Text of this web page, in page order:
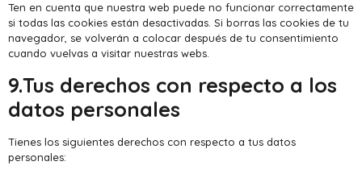
Ten en cuenta que nuestra web puede no funcionar correctamente
si todas las cookies están desactivadas. Si borras las cookies de tu
navegador, se volverán a colocar después de tu consentimiento
cuando vuelvas a visitar nuestras webs.
9.Tus derechos con respecto a los
datos personales
Tienes los siguientes derechos con respecto a tus datos
personales: